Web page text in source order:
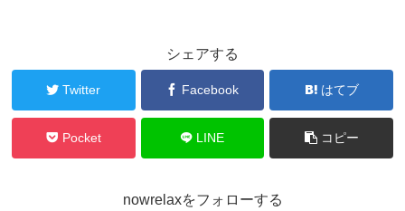
シェアする
Twitter Facebook はてブ
Pocket LINE コピー
nowrelaxをフォローする